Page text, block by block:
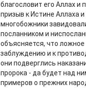
благословит его Аллах и
призыв к Истине Аллаха
многобожники
посланником и
объясняется, что ложное
заблуждению и к
они подверглись
пророка - да будет над
примеров о прежних